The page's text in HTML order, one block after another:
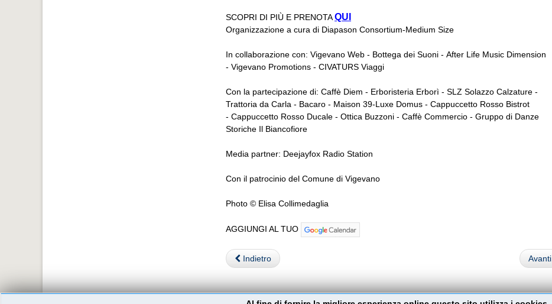
SCOPRI DI PIÙ E PRENOTAQUI
Organizzazione a cura di Diapason Consortium-Medium Size
In collaborazione con: Vigevano Web - Bottega dei Suoni - After Life Music Dimension
- Vigevano Promotions - CIVATURS Viaggi
Con la partecipazione di: Caffè Diem - Erboristeria Erborì - SLZ Solazzo Calzature -
Trattoria da Carla - Bacaro - Maison 39-Luxe Domus - Cappuccetto Rosso Bistrot
- Cappuccetto Rosso Ducale - Ottica Buzzoni - Caffè Commercio - Gruppo di Danze
Storiche Il Biancofiore
Media partner: Deejayfox Radio Station
Con il patrocinio del Comune di Vigevano
Photo © Elisa Collimedaglia
AGGIUNGI AL TUO
Indietro Avanti